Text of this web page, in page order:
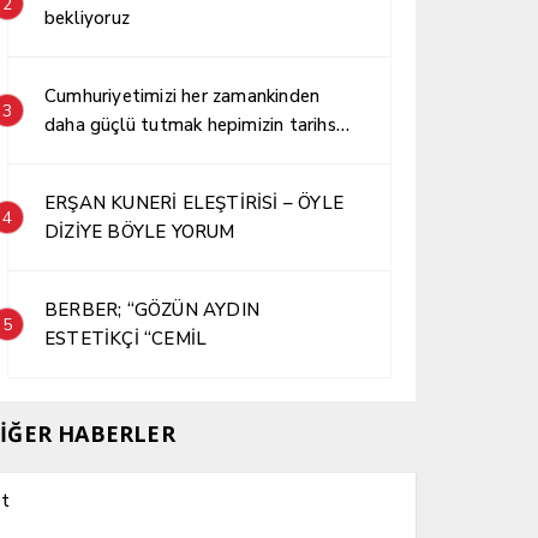
bekliyoruz
3
Cumhuriyetimizi her zamankinden
daha güçlü tutmak hepimizin tarihsel
4
ERŞAN KUNERİ ELEŞTİRİSİ – ÖYLE
DİZİYE BÖYLE YORUM
5
BERBER; “GÖZÜN AYDIN
ESTETİKÇİ “CEMİL
HABERLER
t